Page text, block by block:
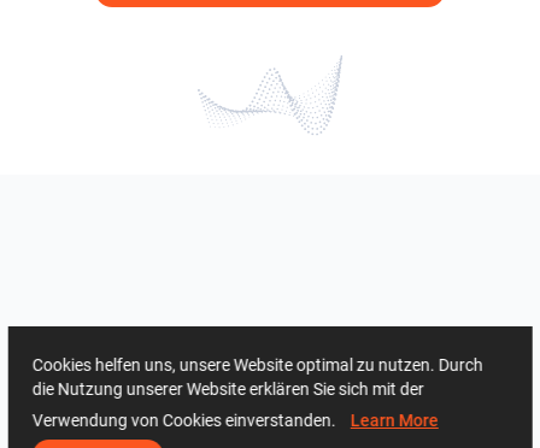
Cookies helfen uns, unsere Website optimal zu nutzen. Durch
die Nutzung unserer Website erklären Sie sich mit der
Verwendung von Cookies einverstanden. Learn More